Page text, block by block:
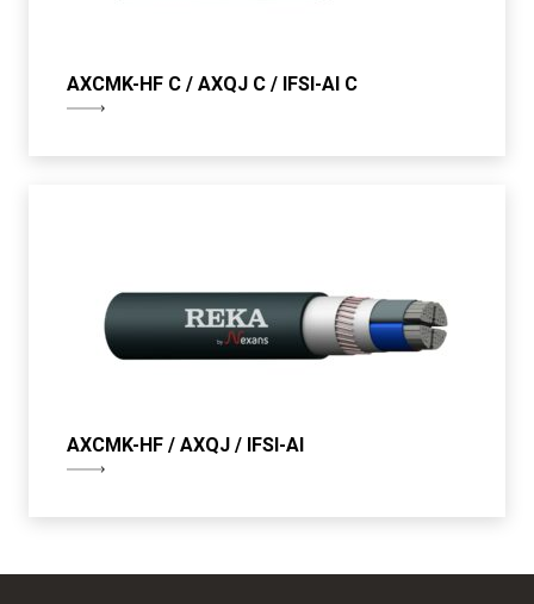
AXCMK-HF C / AXQJ C / IFSI-Al C
AXCMK-HF / AXQJ / IFSI-Al